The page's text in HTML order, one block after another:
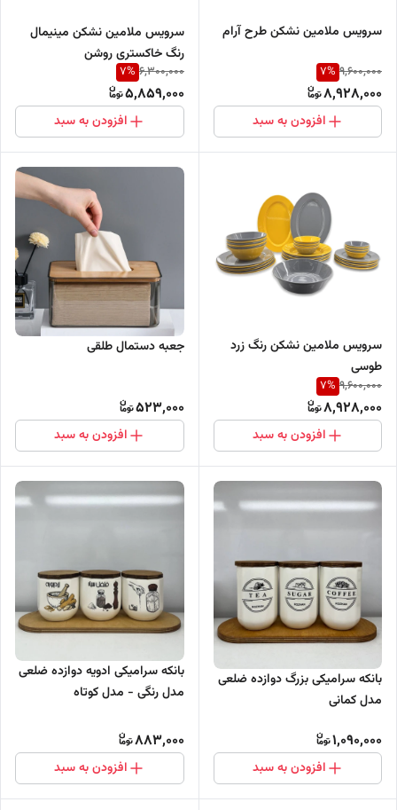
سرویس ملامین نشکن طرح آرام
9,600,000
7%
8,928,000
افزودن به سبد
سرویس ملامین نشکن مینیمال
رنگ خاکستری روشن
6,300,000
7%
5,859,000
افزودن به سبد
سرویس ملامین نشکن رنگ زرد
طوسی
9,600,000
7%
8,928,000
افزودن به سبد
جعبه دستمال طلقی
523,000
افزودن به سبد
بانکه سرامیکی بزرگ دوازده ضلعی
مدل کمانی
1,090,000
افزودن به سبد
بانکه سرامیکی ادویه دوازده ضلعی
مدل رنگی - مدل کوتاه
883,000
افزودن به سبد